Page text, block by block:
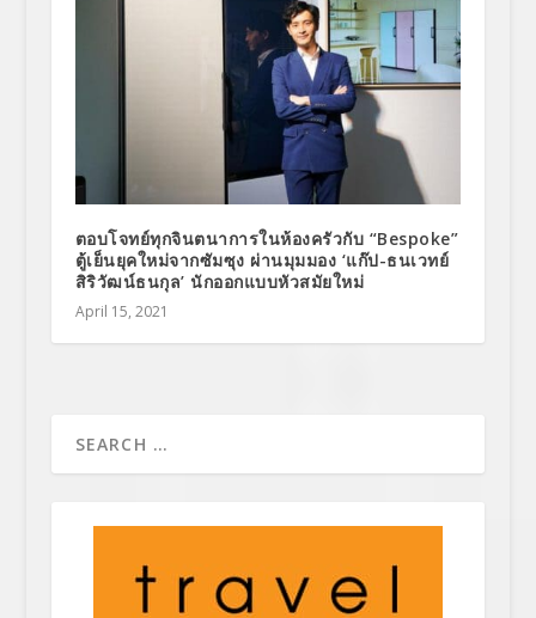
ตอบโจทย์ทุกจินตนาการในห้องครัวกับ “Bespoke”
ตู้เย็นยุคใหม่จากซัมซุง ผ่านมุมมอง ‘แก๊ป-ธนเวทย์
สิริวัฒน์ธนกุล’ นักออกแบบหัวสมัยใหม่
April 15, 2021